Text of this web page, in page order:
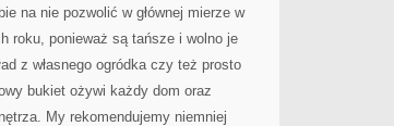
POKAZUJE
na nie pozwolić w głównej mierze w
roku, ponieważ są tańsze i wolno je
z własnego ogródka czy też prosto
bukiet ożywi każdy dom oraz
My rekomendujemy niemniej